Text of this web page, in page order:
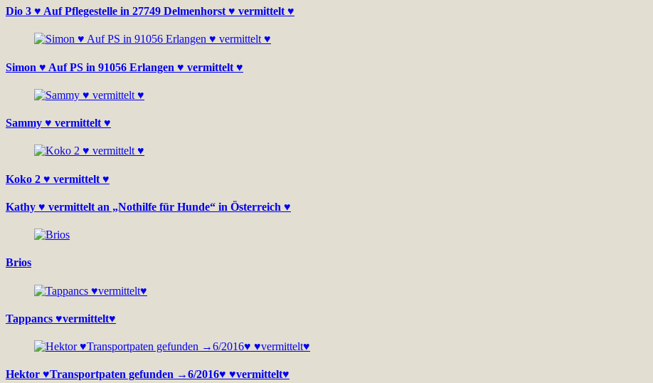
Dio 3 ♥ Auf Pflegestelle in 27749 Delmenhorst ♥ vermittelt ♥
Simon ♥ Auf PS in 91056 Erlangen ♥ vermittelt ♥
Sammy ♥ vermittelt ♥
Koko 2 ♥ vermittelt ♥
Kathy ♥ vermittelt an „Nothilfe für Hunde“ in Österreich ♥
Brios
Tappancs ♥vermittelt♥
Hektor ♥Transportpaten gefunden →6/2016♥ ♥vermittelt♥